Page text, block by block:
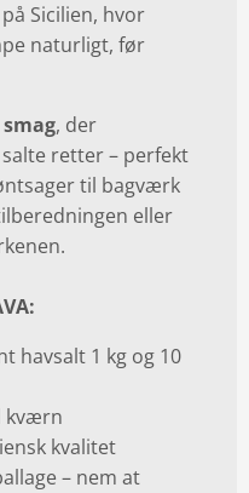
Sicilien, hvor
naturligt, før
, der
retter – perfekt
til bagværk
eller
havsalt 1 kg og 10
kværn
kvalitet
– nem at